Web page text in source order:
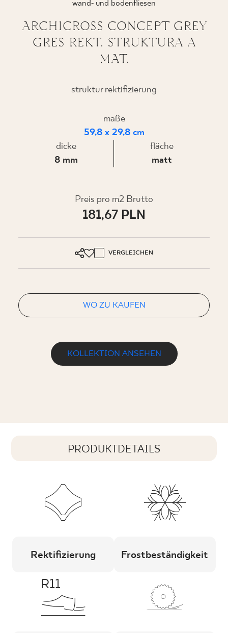
WO ZU KAUFEN
wand- und bodenfliesen
ARCHICROSS CONCEPT GREY
GRES REKT. STRUKTURA A
MAT.
struktur rektifizierung
maße
59,8 x 29,8 cm
dicke
8 mm
fläche
matt
Preis pro m2 Brutto
181,67 PLN
VERGLEICHEN
WO ZU KAUFEN
KOLLEKTION ANSEHEN
PRODUKTDETAILS
Rektifizierung Frostbeständigkeit